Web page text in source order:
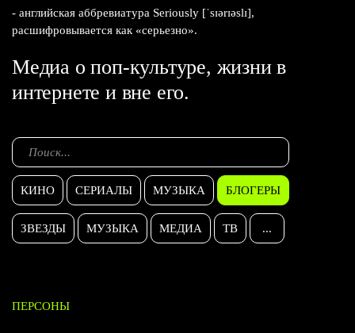
- английская аббревиатура Seriously [ˈsɪərɪəslɪ],
расшифровывается как «серьезно».
Медиа о поп-культуре, жизни в
интернете и вне его.
КИНО СЕРИАЛЫ МУЗЫКА БЛОГЕРЫ
ЗВЕЗДЫ МУЗЫКА МЕДИА ТВ ...
ПЕРСОНЫ